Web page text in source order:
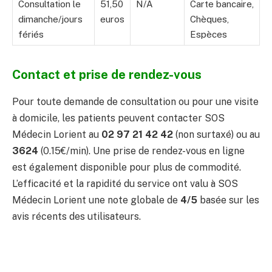
Consultation le
dimanche/jours
fériés
51,50
euros
N/A
Carte bancaire,
Chèques,
Espèces
Contact et prise de rendez-vous
Pour toute demande de consultation ou pour une visite
à domicile, les patients peuvent contacter SOS
Médecin Lorient au 02 97 21 42 42 (non surtaxé) ou au
3624 (0.15€/min). Une prise de rendez-vous en ligne
est également disponible pour plus de commodité.
L’efficacité et la rapidité du service ont valu à SOS
Médecin Lorient une note globale de 4/5 basée sur les
avis récents des utilisateurs.